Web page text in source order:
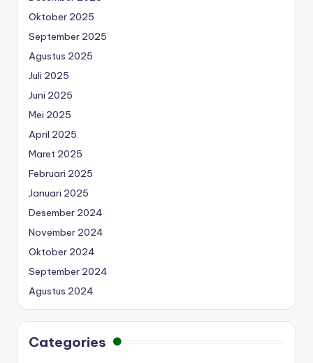
Oktober 2025
September 2025
Agustus 2025
Juli 2025
Juni 2025
Mei 2025
April 2025
Maret 2025
Februari 2025
Januari 2025
Desember 2024
November 2024
Oktober 2024
September 2024
Agustus 2024
Categories